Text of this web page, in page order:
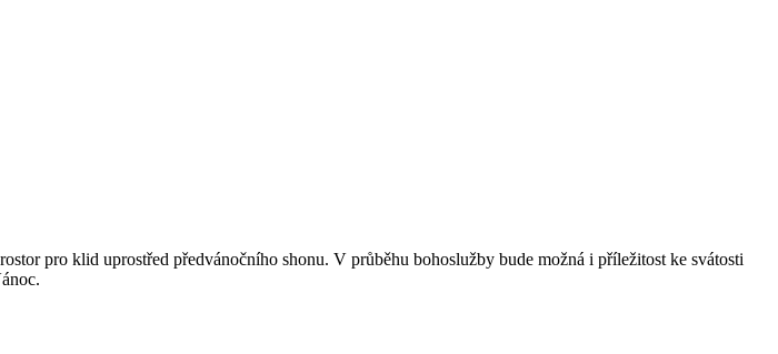
pro klid uprostřed předvánočního shonu. V průběhu bohoslužby bude možná i příležitost ke svátosti